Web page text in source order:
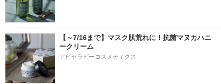
【～7/16まで】マスク肌荒れに！抗菌マヌカハニ
ークリーム
アピセラピーコスメティクス